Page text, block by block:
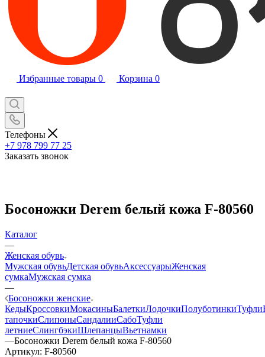
Избранные товары 0 Корзина 0
Телефоны
+7 978 799 77 25
Заказать звонок
Босоножки Derem белый кожа F-80560
Каталог
—
Женская обувь
Мужская обувьДетская обувьАксессуарыЖенская
сумкаМужская сумка
—
Босоножки женские
КедыКроссовкиМокасиныБалеткиЛодочкиПолуботинкиТуфли
тапочкиСлипоныСандалииСабоТуфли
летниеСлингбэкиШлепанцыВьетнамки
—Босоножки Derem белый кожа F-80560
Артикул: F-80560